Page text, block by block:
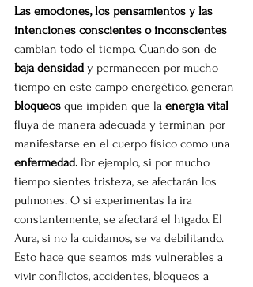
Las emociones, los pensamientos y las
intenciones conscientes o inconscientes
cambian todo el tiempo. Cuando son de
baja densidad y permanecen por mucho
tiempo en este campo energético, generan
bloqueos que impiden que la energía vital
fluya de manera adecuada y terminan por
manifestarse en el cuerpo físico como una
enfermedad. Por ejemplo, si por mucho
tiempo sientes tristeza, se afectarán los
pulmones. O si experimentas la ira
constantemente, se afectará el hígado. El
Aura, si no la cuidamos, se va debilitando.
Esto hace que seamos más vulnerables a
vivir conflictos, accidentes, bloqueos a